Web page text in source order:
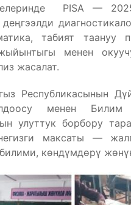
PISA —
табият таануу
менен
жасалат.
Республикасынын
менен Билим
улуттук борбору
максаты —
көндүмдөрү